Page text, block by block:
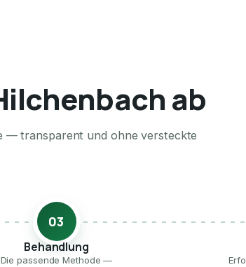
ab
— transparent und ohne versteckte
03
Behandlung
Die passende Methode —